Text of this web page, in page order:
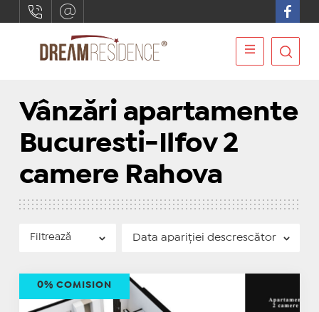
Vânzări apartamente
Bucuresti-Ilfov 2
camere Rahova
Filtrează
0% COMISION